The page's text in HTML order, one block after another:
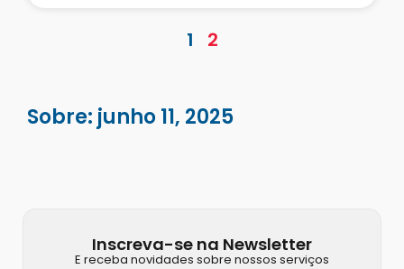
1 2
Sobre: junho 11, 2025
Inscreva-se na Newsletter
E receba novidades sobre nossos serviços